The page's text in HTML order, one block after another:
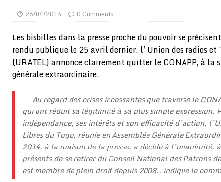
[ 31/07/2026 ] Niger : le FMI débloque une bouffée
[ 31/07/2026 ] Franco Baresi, légendaire défenseur
[ 31/07/2026 ]
[ 31/07/2026 ] Projet d’investisseurs à la Fifa:
BUSINESS
[ 30/07/2026 ] Mali : au moins 19 soldats exécutés,
[ 05/08/2026 ] Hervé Renard devient sélectionneur
[ 05/08/2026 ]
Tour de France Femmes 2026 :
26/04/2014 0 Comments
Les bisbilles dans la presse proche du pouvoir se
rendu publique le 25 avril dernier, l’ Union des radios et
(URATEL) annonce clairement quitter le CONAPP, à la
générale extraordinaire.
Au regard des crises incessantes que traverse le
qui ont réduit sa légitimité à sa plus simple expression.
indépendance, ses intérêts et son efficacité d’action,
Libres du Togo, réunie en Assemblée Générale
2014, à la maison de la presse, a décidé à l’unanimité,
présents de se retirer du Conseil National des Patrons
est membre de plein droit depuis 2008., indique le